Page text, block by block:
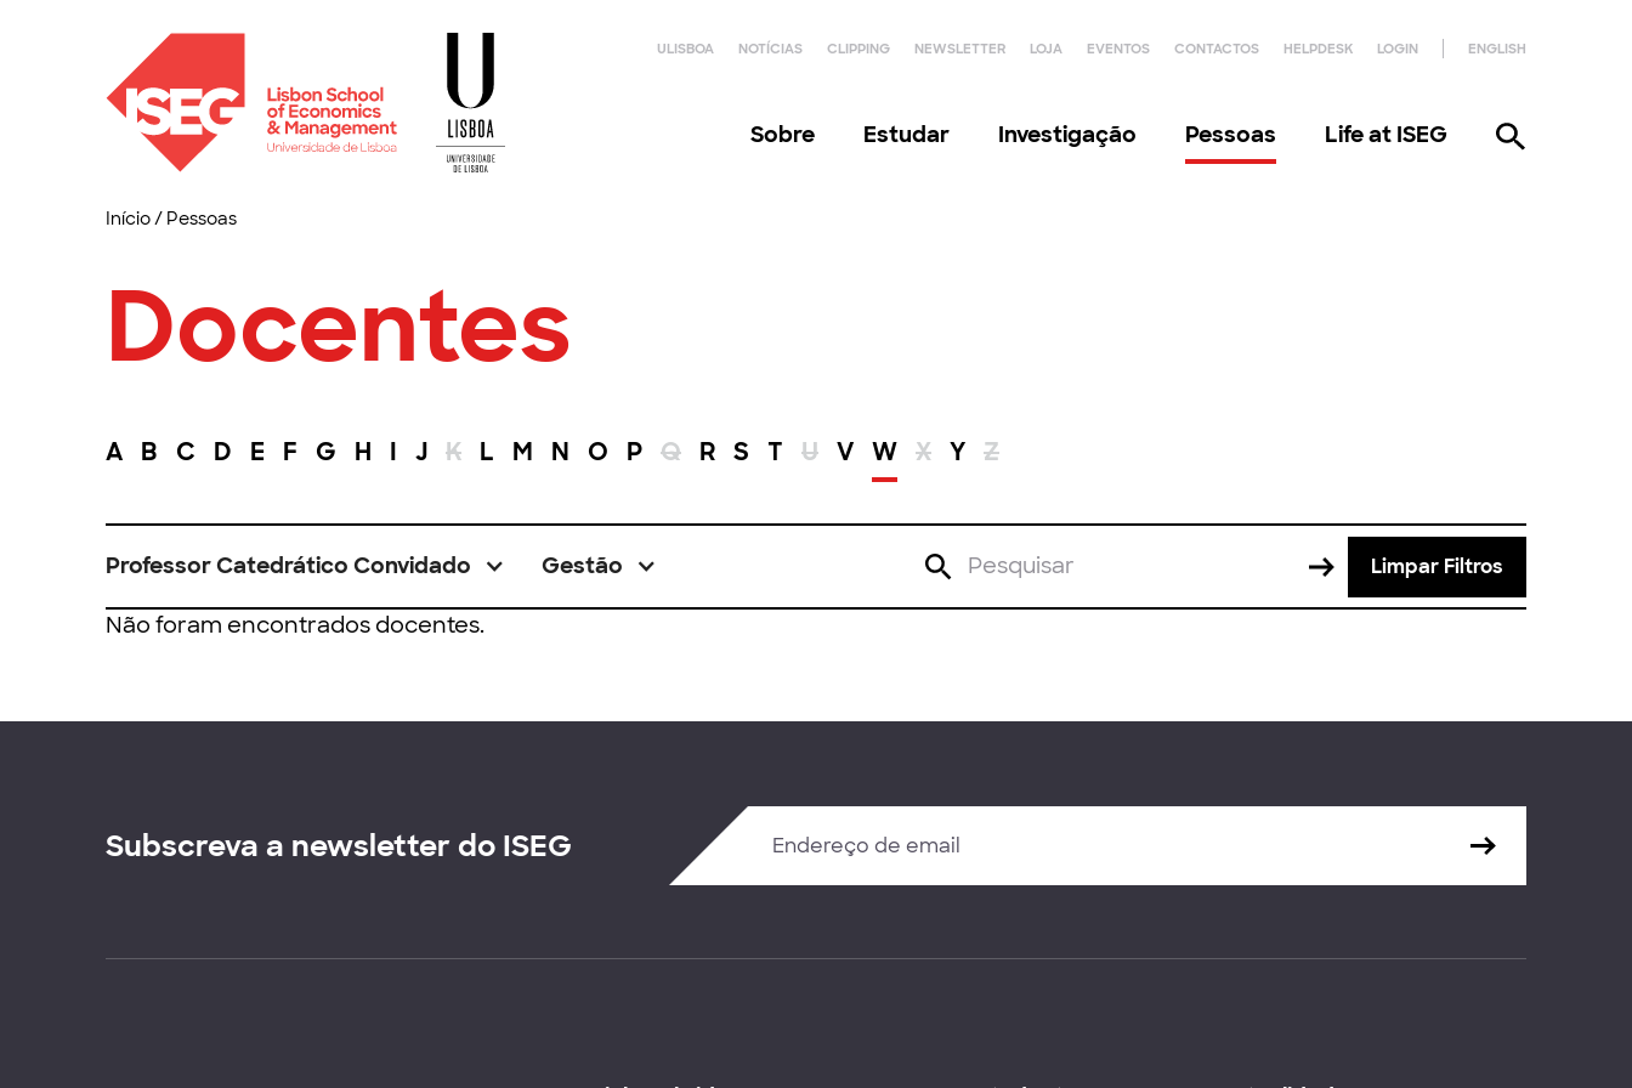
ULISBOA NOTÍCIAS CLIPPING NEWSLETTER LOJA EVENTOS CONTACTOS HELPDESK LOGIN ENGLISH
Sobre Estudar Investigação Pessoas Life at ISEG
Início/ Pessoas
Docentes
A B C D E F G H I J K L M N O P Q R S T U V W X Y Z
Professor Catedrático Convidado Gestão Limpar Filtros
Não foram encontrados docentes.
Subscreva a newsletter do ISEG